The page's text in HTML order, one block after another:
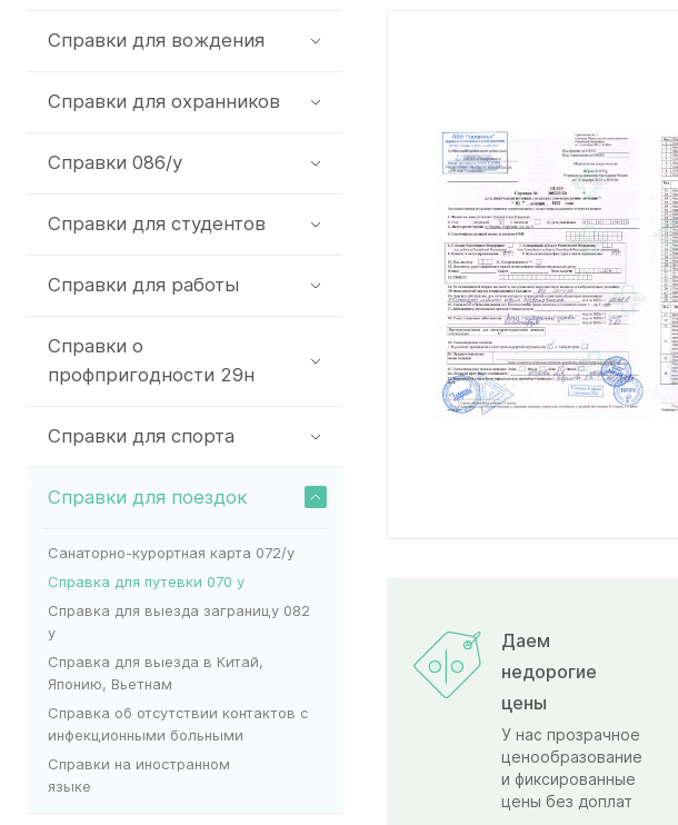
Даем
недорогие
цены
У нас прозрачное
ценообразование
и фиксированные
цены без доплат
Справки для вождения
Справки для охранников
Справки 086/у
Справки для студентов
Справки для работы
Справки о
профпригодности 29н
Справки для спорта
Справки для поездок
Санаторно-курортная карта 072/у
Справка для путевки 070 у
Справка для выезда заграницу 082
у
Справка для выезда в Китай,
Японию, Вьетнам
Справка об отсутствии контактов с
инфекционными больными
Справки на иностранном
языке